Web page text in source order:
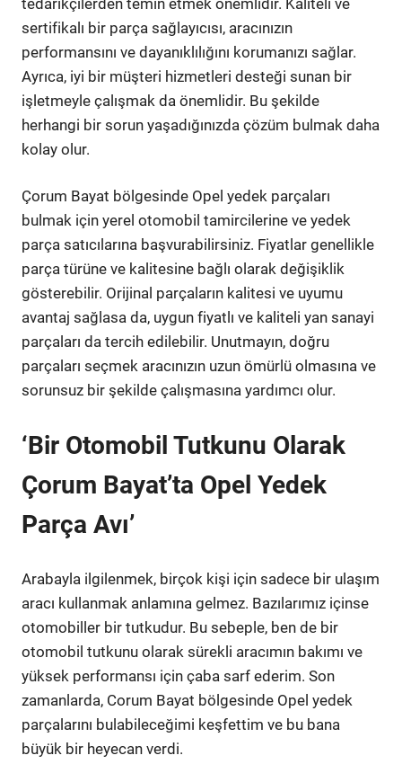
sertifikalı bir parça sağlayıcısı, aracınızın
performansını ve dayanıklılığını korumanızı sağlar.
Ayrıca, iyi bir müşteri hizmetleri desteği sunan bir
işletmeyle çalışmak da önemlidir. Bu şekilde
herhangi bir sorun yaşadığınızda çözüm bulmak daha
kolay olur.
Çorum Bayat bölgesinde Opel yedek parçaları
bulmak için yerel otomobil tamircilerine ve yedek
parça satıcılarına başvurabilirsiniz. Fiyatlar genellikle
parça türüne ve kalitesine bağlı olarak değişiklik
gösterebilir. Orijinal parçaların kalitesi ve uyumu
avantaj sağlasa da, uygun fiyatlı ve kaliteli yan sanayi
parçaları da tercih edilebilir. Unutmayın, doğru
parçaları seçmek aracınızın uzun ömürlü olmasına ve
sorunsuz bir şekilde çalışmasına yardımcı olur.
‘Bir Otomobil Tutkunu Olarak
Çorum Bayat’ta Opel Yedek
Parça Avı’
Arabayla ilgilenmek, birçok kişi için sadece bir ulaşım
aracı kullanmak anlamına gelmez. Bazılarımız içinse
otomobiller bir tutkudur. Bu sebeple, ben de bir
otomobil tutkunu olarak sürekli aracımın bakımı ve
yüksek performansı için çaba sarf ederim. Son
zamanlarda, Corum Bayat bölgesinde Opel yedek
parçalarını bulabileceğimi keşfettim ve bu bana
büyük bir heyecan verdi.